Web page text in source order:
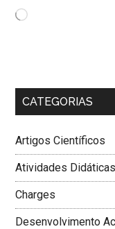
Carregando...
CATEGORIAS
Artigos Científicos
Atividades Didáticas
Charges
Desenvolvimento